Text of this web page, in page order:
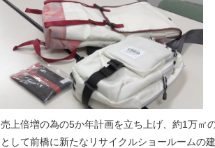
売上倍増の為の5か年計画を立ち上げ、約1万㎡
として前橋に新たなリサイクルショールームの